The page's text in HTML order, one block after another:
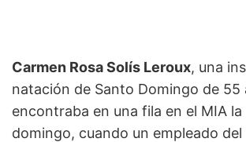
Carmen Rosa Solís Leroux, una
natación de Santo Domingo de 55
encontraba en una fila en el MIA
domingo, cuando un empleado